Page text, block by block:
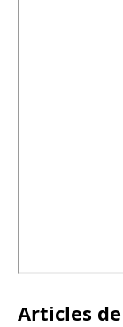
Articles